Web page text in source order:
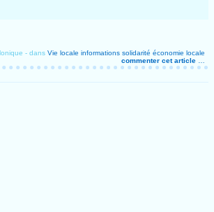
-dans Vie locale informations solidarité économie locale
commenter cet article